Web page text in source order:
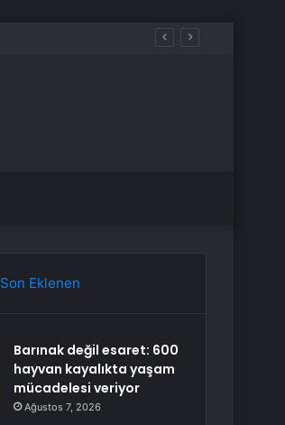
Son Eklenen
Barınak değil esaret: 600
hayvan kayalıkta yaşam
mücadelesi veriyor
Ağustos 7, 2026